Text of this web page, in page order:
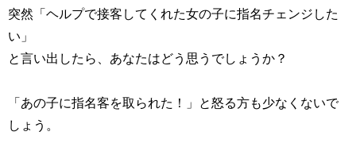
突然「ヘルプで接客してくれた女の子に指名チェンジした
い」
と言い出したら、あなたはどう思うでしょうか？
「あの子に指名客を取られた！」と怒る方も少なくないで
しょう。